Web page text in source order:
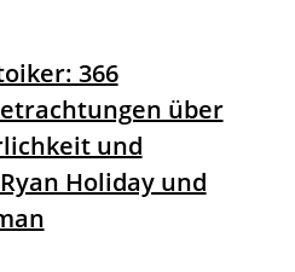
366
über
und
Holiday und